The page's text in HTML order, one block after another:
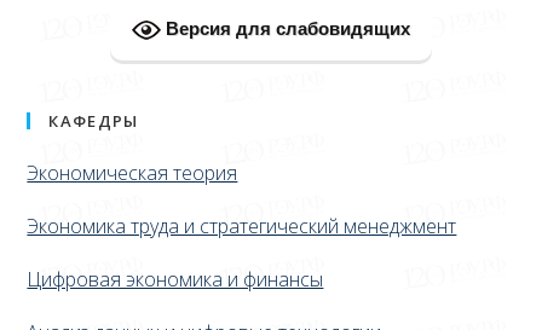
Версия для слабовидящих
КАФЕДРЫ
Экономическая теория
Экономика труда и стратегический менеджмент
Цифровая экономика и финансы